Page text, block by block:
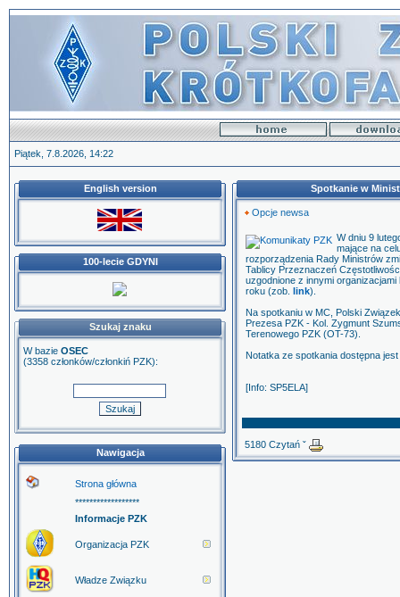
Piątek, 7.8.2026, 14:22
English version
100-lecie GDYNI
Szukaj znaku
W bazie OSEC
(3358 członków/członkiń PZK):
Nawigacja
Strona główna
******************
Informacje PZK
Organizacja PZK
Władze Związku
Spotkanie w
Opcje newsa
W dniu 9
mające na
rozporządzenia Rady Ministrów
Tablicy Przeznaczeń
uzgodnione z innymi organizacjami
roku (zob. link).
Na spotkaniu w MC, Polski
Prezesa PZK - Kol. Zygmunt
Terenowego PZK (OT-73).
Notatka ze spotkania dostępna
[Info: SP5ELA]
5180 Czytań ˇ